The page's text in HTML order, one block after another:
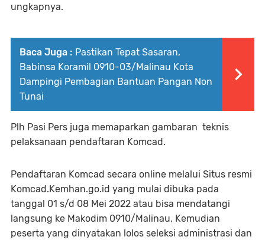
ungkapnya.
Baca Juga : Pastikan Tepat Sasaran,
Babinsa Koramil 0910-03/Malinau Kota
Dampingi Pembagian Bantuan Pangan Non
Tunai
Plh Pasi Pers juga memaparkan gambaran teknis
pelaksanaan pendaftaran Komcad.
Pendaftaran Komcad secara online melalui Situs resmi
Komcad.Kemhan.go.id yang mulai dibuka pada
tanggal 01 s/d 08 Mei 2022 atau bisa mendatangi
langsung ke Makodim 0910/Malinau, Kemudian
peserta yang dinyatakan lolos seleksi administrasi dan